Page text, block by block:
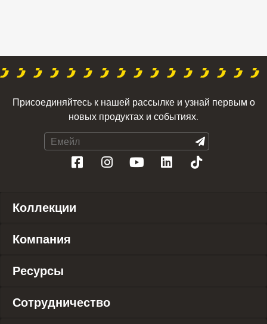
Присоединяйтесь к нашей рассылке и узнай первым о
новых продуктах и событиях.
Коллекции
Компания
Ресурсы
Сотрудничество